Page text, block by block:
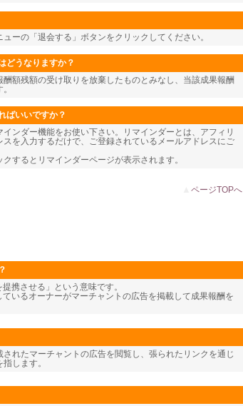
ーの「退会する」ボタンをクリックしてください。
どうなりますか？
額残額の受け取りを放棄したものとみなし、当該成果報酬
ばいいですか？
ンダー機能をお使い下さい。リマインダーとは、アフィリ
を入力するだけで、ご登録されているメールアドレスにご
クするとリマインダーページが表示されます。
ページTOPへ
携させる」という意味です。
いるオーナーがマーチャントの広告を掲載して成果報酬を
れたマーチャントの広告を閲覧し、張られたリンクを通じ
します。